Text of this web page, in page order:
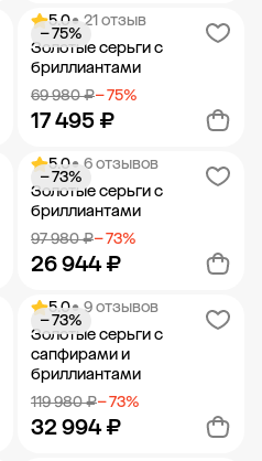
Добавить в корзину
5.0• 21 отзыв
Золотые серьги с
бриллиантами
69 980 ₽− 75%
17 495 ₽
− 75%
Добавить в корзину
5.0• 6 отзывов
Золотые серьги с
бриллиантами
97 980 ₽− 73%
26 944 ₽
− 73%
Добавить в корзину
5.0• 9 отзывов
Золотые серьги с
сапфирами и
бриллиантами
119 980 ₽− 73%
32 994 ₽
− 73%